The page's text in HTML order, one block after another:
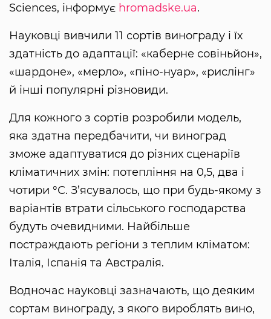
Sciences, інформує hromadske.ua.
Науковці вивчили 11 сортів винограду і їх
здатність до адаптації: «каберне совіньйон»,
«шардоне», «мерло», «піно-нуар», «рислінг»
й інші популярні різновиди.
Для кожного з сортів розробили модель,
яка здатна передбачити, чи виноград
зможе адаптуватися до різних сценаріїв
кліматичних змін: потепління на 0,5, два і
чотири °С. З’ясувалось, що при будь-якому з
варіантів втрати сільського господарства
будуть очевидними. Найбільше
постраждають регіони з теплим кліматом:
Італія, Іспанія та Австралія.
Водночас науковці зазначають, що деяким
сортам винограду, з якого вироблять вино,